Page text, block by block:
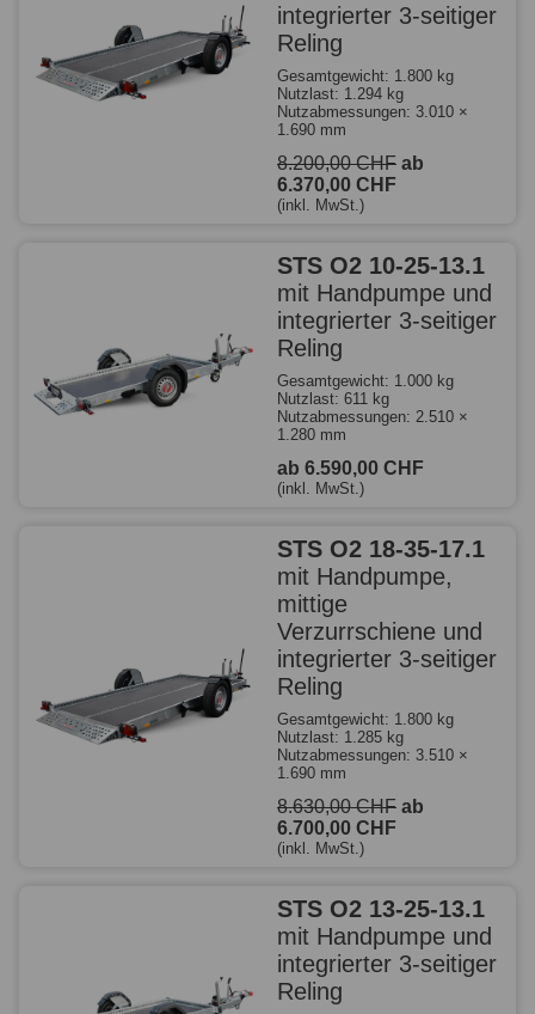
integrierter 3-seitiger
Reling
Gesamtgewicht: 1.800 kg
Nutzlast: 1.294 kg
Nutzabmessungen: 3.010 ×
1.690 mm
8.200,00 CHF ab
6.370,00 CHF
(inkl. MwSt.)
STS O2 10-25-13.1
mit Handpumpe und
integrierter 3-seitiger
Reling
Gesamtgewicht: 1.000 kg
Nutzlast: 611 kg
Nutzabmessungen: 2.510 ×
1.280 mm
ab 6.590,00 CHF
(inkl. MwSt.)
STS O2 18-35-17.1
mit Handpumpe,
mittige
Verzurrschiene und
integrierter 3-seitiger
Reling
Gesamtgewicht: 1.800 kg
Nutzlast: 1.285 kg
Nutzabmessungen: 3.510 ×
1.690 mm
8.630,00 CHF ab
6.700,00 CHF
(inkl. MwSt.)
STS O2 13-25-13.1
mit Handpumpe und
integrierter 3-seitiger
Reling